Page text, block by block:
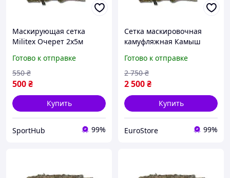
Маскирующая сетка
Militex Очерет 2х5м
Готово к отправке
500₴
550 ₴
Купить
SportHub 99%
Сетка маскировочная
камуфляжная Камыш
техники и укрытий Militex
Готово к отправке
2 500₴
2 750 ₴
Купить
EuroStore 99%